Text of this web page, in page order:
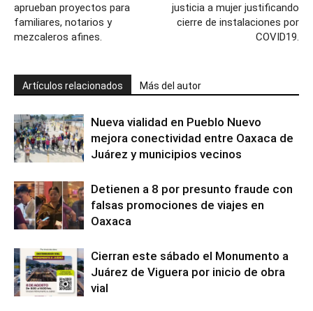
aprueban proyectos para
familiares, notarios y
mezcaleros afines.
justicia a mujer justificando
cierre de instalaciones por
COVID19.
Artículos relacionados Más del autor
Nueva vialidad en Pueblo Nuevo
mejora conectividad entre Oaxaca de
Juárez y municipios vecinos
Detienen a 8 por presunto fraude con
falsas promociones de viajes en
Oaxaca
Cierran este sábado el Monumento a
Juárez de Viguera por inicio de obra
vial